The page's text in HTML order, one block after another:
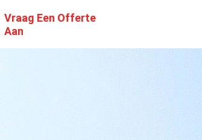
Vraag Een Offerte
Aan